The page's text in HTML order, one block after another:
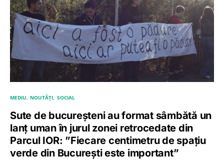
MEDIU NOUTĂȚI SOCIAL
Sute de bucureșteni au format sâmbătă un
lanț uman în jurul zonei retrocedate din
Parcul IOR: ”Fiecare centimetru de spațiu
verde din București este important”